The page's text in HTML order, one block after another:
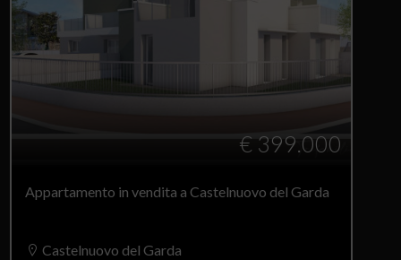
€ 399.000
Appartamento in vendita a Castelnuovo del Garda
Castelnuovo del Garda